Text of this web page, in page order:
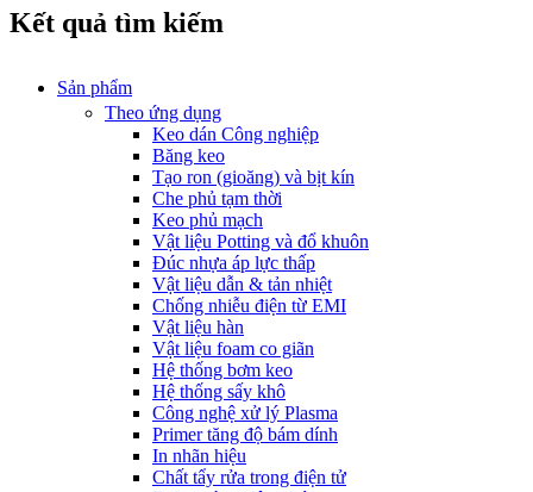
Kết quả tìm kiếm
Sản phẩm
Theo ứng dụng
Keo dán Công nghiệp
Băng keo
Tạo ron (gioăng) và bịt kín
Che phủ tạm thời
Keo phủ mạch
Vật liệu Potting và đổ khuôn
Đúc nhựa áp lực thấp
Vật liệu dẫn & tản nhiệt
Chống nhiễu điện từ EMI
Vật liệu hàn
Vật liệu foam co giãn
Hệ thống bơm keo
Hệ thống sấy khô
Công nghệ xử lý Plasma
Primer tăng độ bám dính
In nhãn hiệu
Chất tẩy rửa trong điện tử